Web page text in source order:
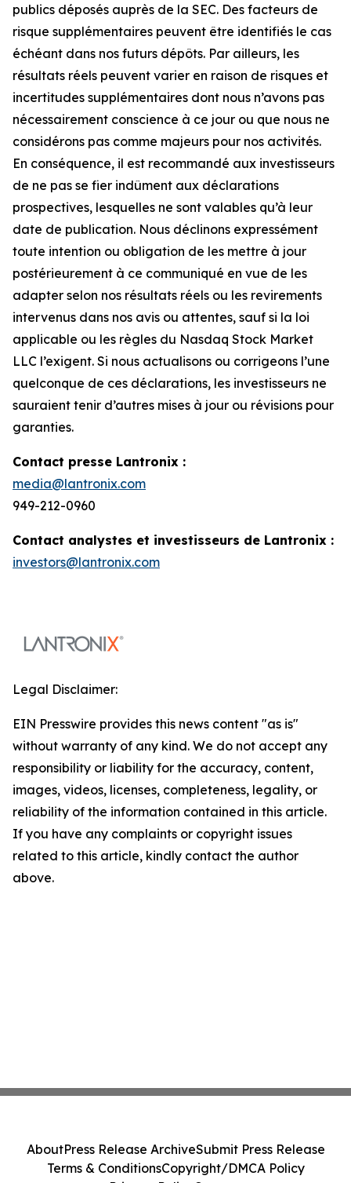
publics déposés auprès de la SEC. Des facteurs de
risque supplémentaires peuvent être identifiés le cas
échéant dans nos futurs dépôts. Par ailleurs, les
résultats réels peuvent varier en raison de risques et
incertitudes supplémentaires dont nous n’avons pas
nécessairement conscience à ce jour ou que nous ne
considérons pas comme majeurs pour nos activités.
En conséquence, il est recommandé aux investisseurs
de ne pas se fier indûment aux déclarations
prospectives, lesquelles ne sont valables qu’à leur
date de publication. Nous déclinons expressément
toute intention ou obligation de les mettre à jour
postérieurement à ce communiqué en vue de les
adapter selon nos résultats réels ou les revirements
intervenus dans nos avis ou attentes, sauf si la loi
applicable ou les règles du Nasdaq Stock Market
LLC l’exigent. Si nous actualisons ou corrigeons l’une
quelconque de ces déclarations, les investisseurs ne
sauraient tenir d’autres mises à jour ou révisions pour
garanties.
Contact presse Lantronix :
media@lantronix.com
949-212-0960
Contact analystes et investisseurs de Lantronix :
investors@lantronix.com
Legal Disclaimer:
EIN Presswire provides this news content "as is"
without warranty of any kind. We do not accept any
responsibility or liability for the accuracy, content,
images, videos, licenses, completeness, legality, or
reliability of the information contained in this article.
If you have any complaints or copyright issues
related to this article, kindly contact the author
above.
AboutPress Release ArchiveSubmit Press Release
Terms & ConditionsCopyright/DMCA Policy